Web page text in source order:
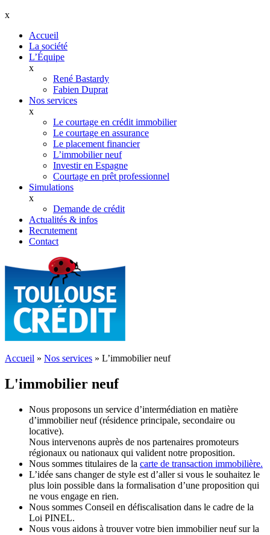
x
Accueil
La société
L’Équipe
x
René Bastardy
Fabien Duprat
Nos services
x
Le courtage en crédit immobilier
Le courtage en assurance
Le placement financier
L’immobilier neuf
Investir en Espagne
Courtage en prêt professionnel
Simulations
x
Demande de crédit
Actualités & infos
Recrutement
Contact
Accueil » Nos services » L’immobilier neuf
L'immobilier neuf
Nous proposons un service d’intermédiation en matière
d’immobilier neuf (résidence principale, secondaire ou
locative).
Nous intervenons auprès de nos partenaires promoteurs
régionaux ou nationaux qui valident notre proposition.
Nous sommes titulaires de la carte de transaction immobilière.
L’idée sans changer de style est d’aller si vous le souhaitez le
plus loin possible dans la formalisation d’une proposition qui
ne vous engage en rien.
Nous sommes Conseil en défiscalisation dans le cadre de la
Loi PINEL.
Nous vous aidons à trouver votre bien immobilier neuf sur la